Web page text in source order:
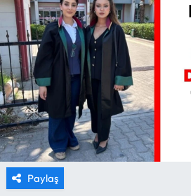
Paylaş
SPOR
TARIM
TURİZM
YAŞAM
RESMİ İLANLAR